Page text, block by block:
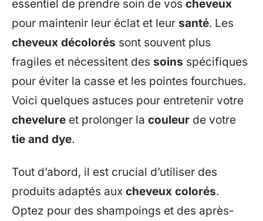
essentiel de prendre soin de vos cheveux
pour maintenir leur éclat et leur santé. Les
cheveux décolorés sont souvent plus
fragiles et nécessitent des soins spécifiques
pour éviter la casse et les pointes fourchues.
Voici quelques astuces pour entretenir votre
chevelure et prolonger la couleur de votre
tie and dye.
Tout d’abord, il est crucial d’utiliser des
produits adaptés aux cheveux colorés.
Optez pour des shampoings et des après-